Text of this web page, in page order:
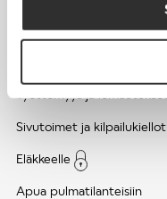
Työaika
Sivutoimet ja kilpailukiellot
Eläkkeelle
Apua pulmatilanteisiin